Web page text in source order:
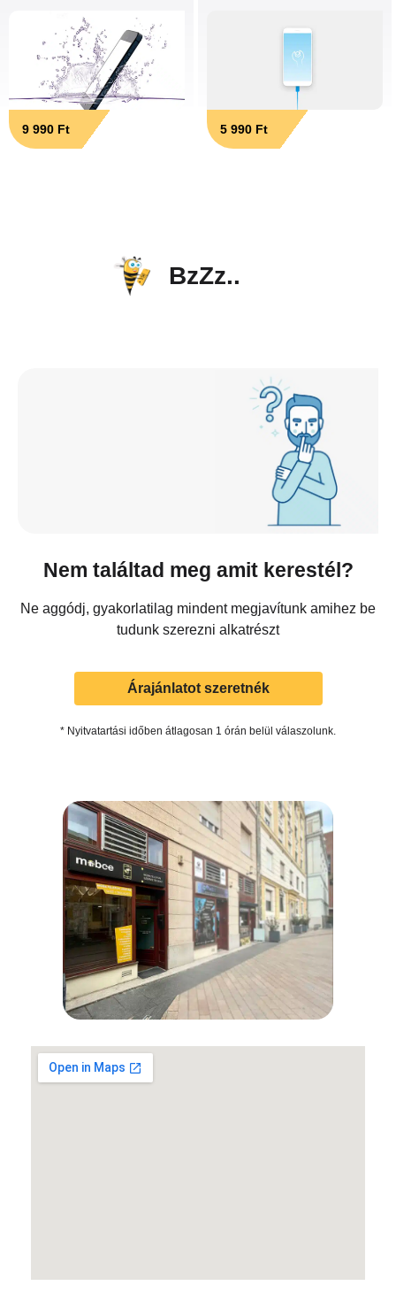
9 990 Ft 5 990 Ft
BzZz..
Nem találtad meg amit kerestél?
Ne aggódj, gyakorlatilag mindent megjavítunk amihez be
tudunk szerezni alkatrészt
Árajánlatot szeretnék
* Nyitvatartási időben átlagosan 1 órán belül válaszolunk.